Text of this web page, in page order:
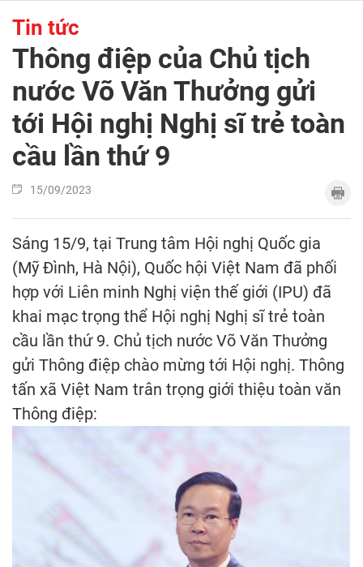
Tin tức
Thông điệp của Chủ tịch
nước Võ Văn Thưởng gửi
tới Hội nghị Nghị sĩ trẻ toàn
cầu lần thứ 9
15/09/2023
Sáng 15/9, tại Trung tâm Hội nghị Quốc gia
(Mỹ Đình, Hà Nội), Quốc hội Việt Nam đã phối
hợp với Liên minh Nghị viện thế giới (IPU) đã
khai mạc trọng thể Hội nghị Nghị sĩ trẻ toàn
cầu lần thứ 9. Chủ tịch nước Võ Văn Thưởng
gửi Thông điệp chào mừng tới Hội nghị. Thông
tấn xã Việt Nam trân trọng giới thiệu toàn văn
Thông điệp: